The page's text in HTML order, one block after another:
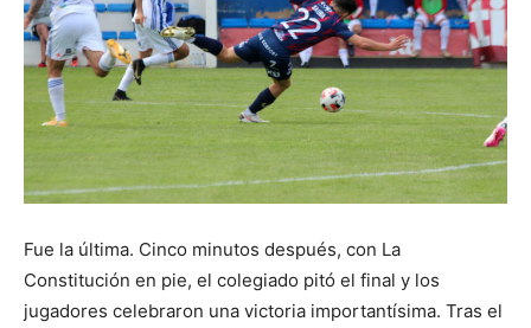
Fue la última. Cinco minutos después, con La
Constitución en pie, el colegiado pitó el final y los
jugadores celebraron una victoria importantísima. Tras el